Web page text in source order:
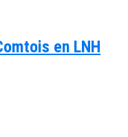
en LNH